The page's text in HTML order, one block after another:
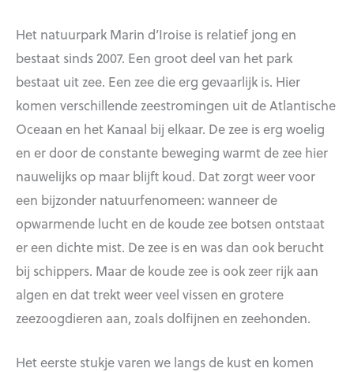
Het natuurpark Marin d’Iroise is relatief jong en
bestaat sinds 2007. Een groot deel van het park
bestaat uit zee. Een zee die erg gevaarlijk is. Hier
komen verschillende zeestromingen uit de Atlantische
Oceaan en het Kanaal bij elkaar. De zee is erg woelig
en er door de constante beweging warmt de zee hier
nauwelijks op maar blijft koud. Dat zorgt weer voor
een bijzonder natuurfenomeen: wanneer de
opwarmende lucht en de koude zee botsen ontstaat
er een dichte mist. De zee is en was dan ook berucht
bij schippers. Maar de koude zee is ook zeer rijk aan
algen en dat trekt weer veel vissen en grotere
zeezoogdieren aan, zoals dolfijnen en zeehonden.
Het eerste stukje varen we langs de kust en komen